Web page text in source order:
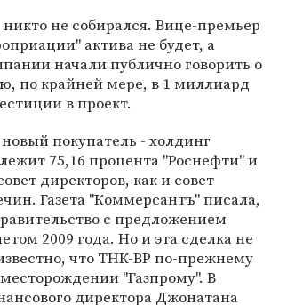
не собирался. Вице-премьер
актива не будет, а
начали публично говорить о
по крайней мере, в 1 миллиард
в проект.
покупатель - холдинг
75,16 процента "Роснефти" и
директоров, как и совет
Газета "Коммерсантъ" писала,
с предложением
2009 года. Но и эта сделка не
что ТНК-ВР по-прежнему
"Газпрому". В
директора Джонатана